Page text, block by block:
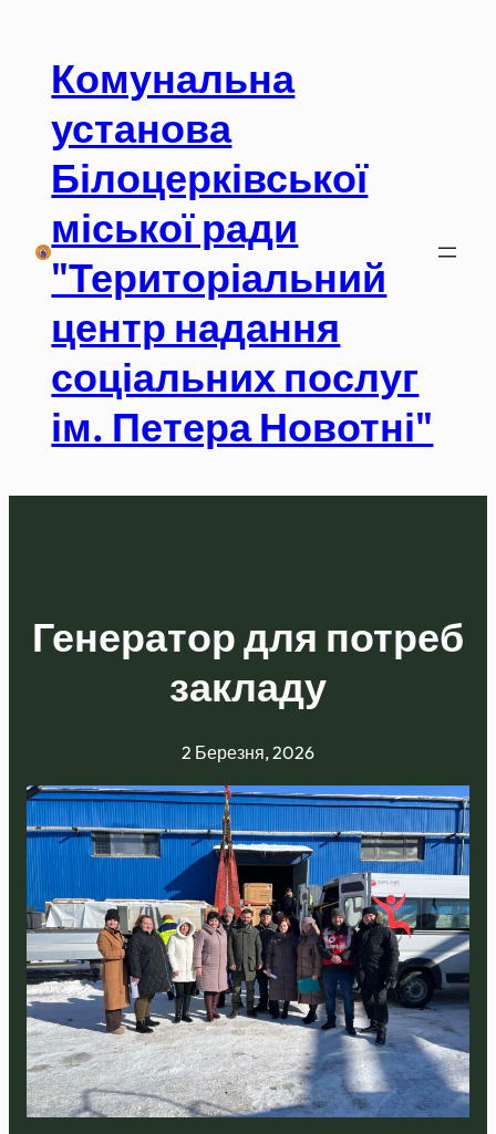
вмістуКомунальна
установа
Білоцерківської
міської ради
"Територіальний
центр надання
соціальних послуг
ім. Петера Новотні"
Генератор для потреб
закладу
2 Березня, 2026